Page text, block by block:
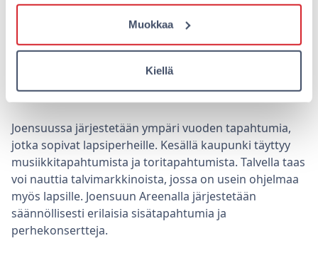
Muokkaa
Kiellä
Taito-korttelissa, jossa järjestetään usein
käsityöpajoja lapsille. Joensuun pääkirjasto on myös
viihtyisä paikka sadepäivän viettoon – lastenosastolla
Tapahtumat perheille
Joensuussa järjestetään ympäri vuoden tapahtumia,
jotka sopivat lapsiperheille. Kesällä kaupunki täyttyy
musiikkitapahtumista ja toritapahtumista. Talvella taas
voi nauttia talvimarkkinoista, jossa on usein ohjelmaa
myös lapsille. Joensuun Areenalla järjestetään
säännöllisesti erilaisia sisätapahtumia ja
perhekonsertteja.